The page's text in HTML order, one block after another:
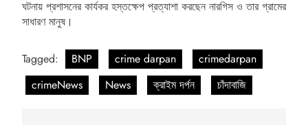
ঘটনায় প্রশাসনের কার্যকর হস্তক্ষেপ প্রত্যাশা করছেন নারগিস ও তার গ্রামের
সাধারণ মানুষ।
Tagged: BNP crime darpan
crimedarpan
crimeNews
News ক্রাইম দর্পন চাঁদাবাজি